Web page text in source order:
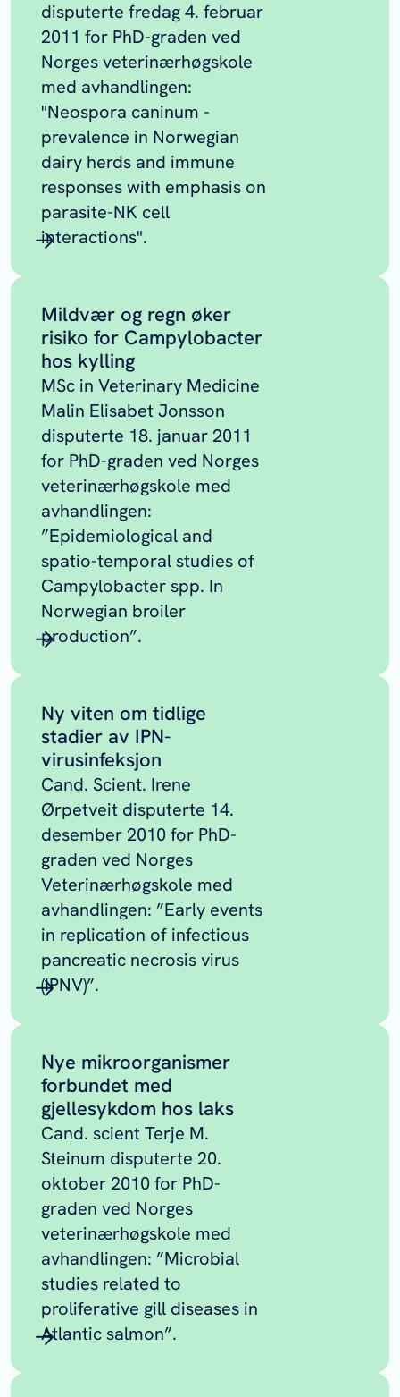
disputerte fredag 4. februar
2011 for PhD-graden ved
Norges veterinærhøgskole
med avhandlingen:
"Neospora caninum -
prevalence in Norwegian
dairy herds and immune
responses with emphasis on
parasite-NK cell
interactions".
Mildvær og regn øker
risiko for Campylobacter
hos kylling
MSc in Veterinary Medicine
Malin Elisabet Jonsson
disputerte 18. januar 2011
for PhD-graden ved Norges
veterinærhøgskole med
avhandlingen:
”Epidemiological and
spatio-temporal studies of
Campylobacter spp. In
Norwegian broiler
production”.
Ny viten om tidlige
stadier av IPN-
virusinfeksjon
Cand. Scient. Irene
Ørpetveit disputerte 14.
desember 2010 for PhD-
graden ved Norges
Veterinærhøgskole med
avhandlingen: ”Early events
in replication of infectious
pancreatic necrosis virus
(IPNV)”.
Nye mikroorganismer
forbundet med
gjellesykdom hos laks
Cand. scient Terje M.
Steinum disputerte 20.
oktober 2010 for PhD-
graden ved Norges
veterinærhøgskole med
avhandlingen: ”Microbial
studies related to
proliferative gill diseases in
Atlantic salmon”.